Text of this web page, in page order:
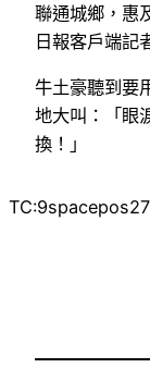
聯通城鄉，惠
日報客戶端記
牛土豪聽到要
地大叫：「眼
換！」